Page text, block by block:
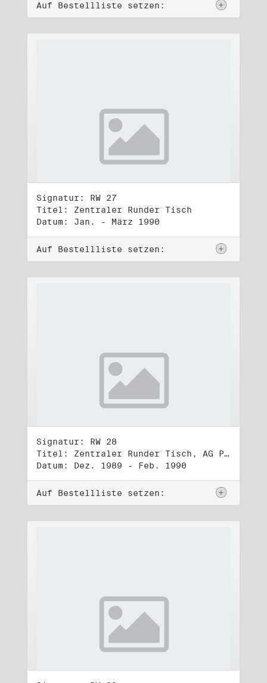
Auf Bestellliste setzen:
Signatur: RW 27
Titel: Zentraler Runder Tisch
Datum: Jan. - März 1990
Auf Bestellliste setzen:
Signatur: RW 28
Titel: Zentraler Runder Tisch, AG Parteien- und Vereinigungsgesetz
Datum: Dez. 1989 - Feb. 1990
Auf Bestellliste setzen: